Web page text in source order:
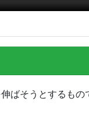
ばそうとするもの